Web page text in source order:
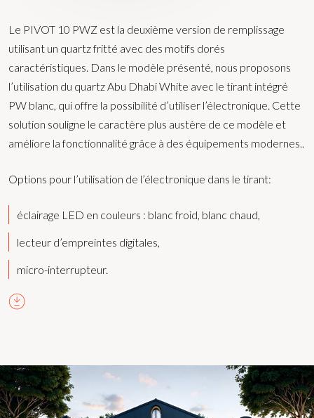
Le PIVOT 10 PWZ est la deuxième version de remplissage
utilisant un quartz fritté avec des motifs dorés
caractéristiques. Dans le modèle présenté, nous proposons
l’utilisation du quartz Abu Dhabi White avec le tirant intégré
PW blanc, qui offre la possibilité d’utiliser l’électronique. Cette
solution souligne le caractère plus austère de ce modèle et
améliore la fonctionnalité grâce à des équipements modernes..
Options pour l’utilisation de l’électronique dans le tirant:
éclairage LED en couleurs : blanc froid, blanc chaud,
lecteur d’empreintes digitales,
micro-interrupteur.